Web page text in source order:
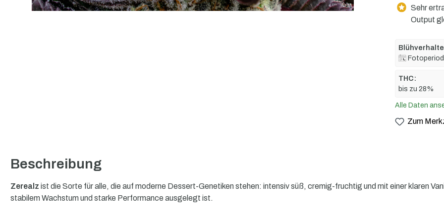
Sehr
Output
THC:
bis zu 28%
Alle Daten
Zum
Beschreibung
Zerealz ist die Sorte für alle, die auf moderne Dessert-Genetiken stehen: intensiv süß, cremig-fruchtig und mit einer klaren
stabilem Wachstum und starke Performance ausgelegt ist.